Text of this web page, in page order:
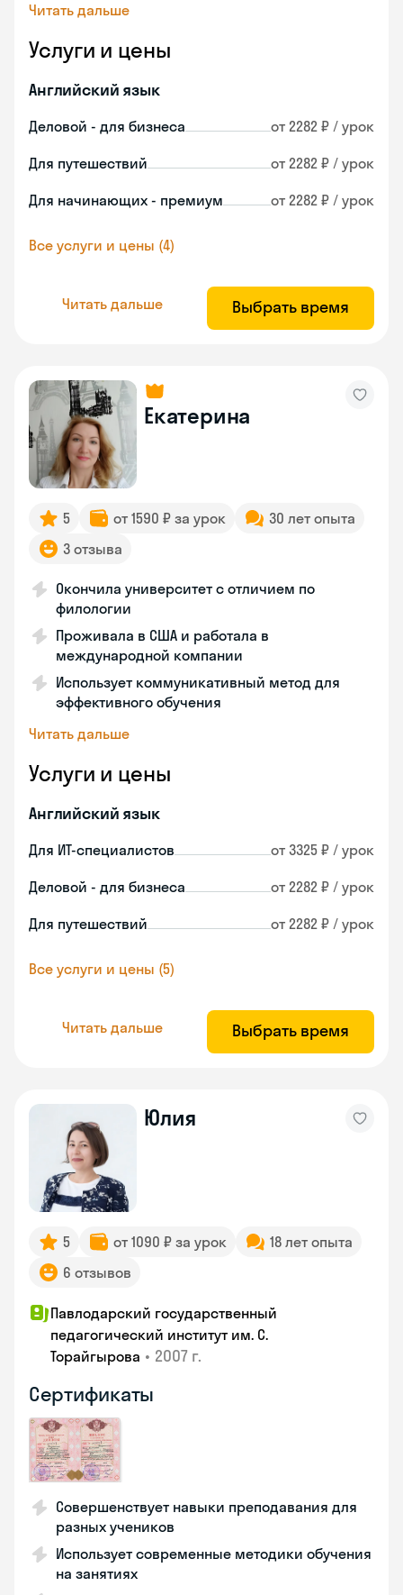
Читать дальше
Услуги и цены
Английский язык
Деловой - для бизнеса от 2282 ₽ / урок
Для путешествий от 2282 ₽ / урок
Для начинающих - премиум от 2282 ₽ / урок
Все услуги и цены (4)
Читать дальше Выбрать время
Екатерина
5 от 1590 ₽ за урок
30 лет опыта
3 отзыва
Окончила университет с отличием по
филологии
Проживала в США и работала в
международной компании
Использует коммуникативный метод для
эффективного обучения
Читать дальше
Услуги и цены
Английский язык
Для ИТ-специалистов от 3325 ₽ / урок
Деловой - для бизнеса от 2282 ₽ / урок
Для путешествий от 2282 ₽ / урок
Все услуги и цены (5)
Читать дальше Выбрать время
Юлия
5 от 1090 ₽ за урок
18 лет опыта
6 отзывов
Павлодарский государственный
педагогический институт им. С.
Торайгырова • 2007 г.
Сертификаты
Совершенствует навыки преподавания для
разных учеников
Использует современные методики обучения
на занятиях